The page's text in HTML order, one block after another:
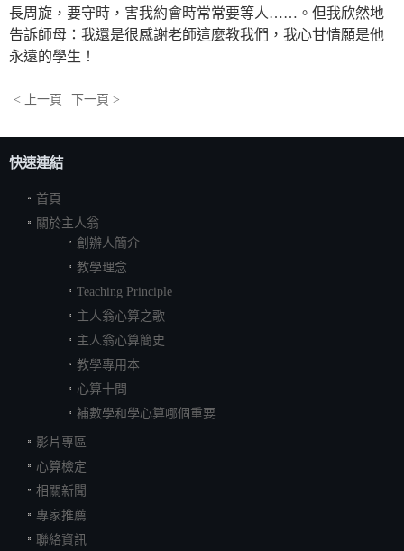
長周旋，要守時，害我約會時常常要等人……。但我欣然地
告訴師母：我還是很感謝老師這麼教我們，我心甘情願是他
永遠的學生！
< 上一頁 下一頁 >
快速連結
首頁
關於主人翁
創辦人簡介
教學理念
Teaching Principle
主人翁心算之歌
主人翁心算簡史
教學專用本
心算十問
補數學和學心算哪個重要
影片專區
心算檢定
相關新聞
專家推薦
聯絡資訊